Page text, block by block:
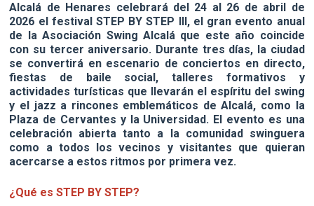
Alcalá de Henares celebrará del 24 al 26 de abril de
2026 el festival STEP BY STEP III, el gran evento anual
de la Asociación Swing Alcalá que este año coincide
con su tercer aniversario. Durante tres días, la ciudad
se convertirá en escenario de conciertos en directo,
fiestas de baile social, talleres formativos y
actividades turísticas que llevarán el espíritu del swing
y el jazz a rincones emblemáticos de Alcalá, como la
Plaza de Cervantes y la Universidad. El evento es una
celebración abierta tanto a la comunidad swinguera
como a todos los vecinos y visitantes que quieran
acercarse a estos ritmos por primera vez.
¿Qué es STEP BY STEP?